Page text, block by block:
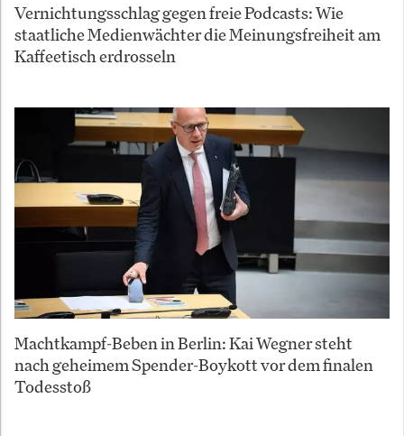
Vernichtungsschlag gegen freie Podcasts: Wie
staatliche Medienwächter die Meinungsfreiheit am
Kaffeetisch erdrosseln
Machtkampf-Beben in Berlin: Kai Wegner steht
nach geheimem Spender-Boykott vor dem finalen
Todesstoß